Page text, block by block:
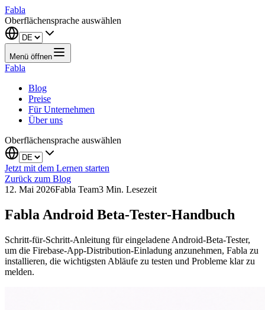
Fabla
Oberflächensprache auswählen
Menü öffnen
Fabla
Blog
Preise
Für Unternehmen
Über uns
Oberflächensprache auswählen
Jetzt mit dem Lernen starten
Zurück zum Blog
12. Mai 2026Fabla Team3 Min. Lesezeit
Fabla Android Beta-Tester-Handbuch
Schritt-für-Schritt-Anleitung für eingeladene Android-Beta-Tester,
um die Firebase-App-Distribution-Einladung anzunehmen, Fabla zu
installieren, die wichtigsten Abläufe zu testen und Probleme klar zu
melden.